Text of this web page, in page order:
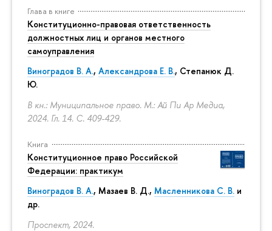
Глава в книге
Конституционно-правовая ответственность
должностных лиц и органов местного
самоуправления
Виноградов В. А., Александрова Е. В., Степанюк Д.
Ю.
В кн.: Муниципальное право. М.: Ай Пи Ар Медиа,
2024. Гл. 14. С. 409-429.
Книга
Конституционное право Российской
Федерации: практикум
Виноградов В. А., Мазаев В. Д., Масленникова С. В. и
др.
Проспект, 2024.